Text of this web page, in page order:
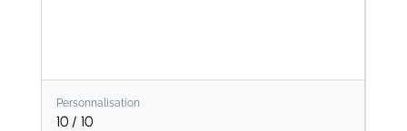
Live Chat
eLearning
Personnalisation
10 / 10